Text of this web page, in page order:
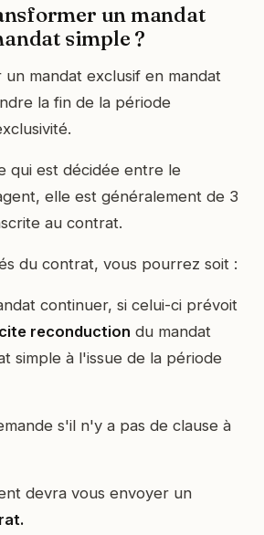
un mandat
simple ?
mandat exclusif en mandat
la fin de la période
qui est décidée entre le
elle est généralement de 3
au contrat.
du contrat, vous pourrez soit :
continuer, si celui-ci prévoit
reconduction du mandat
simple à l'issue de la période
s'il n'y a pas de clause à
devra vous envoyer un